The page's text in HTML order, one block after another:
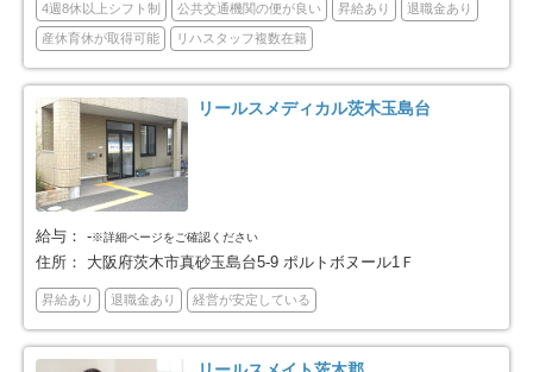
大阪市平野区 58 大阪市北区
大阪市中央区 堺市全域 229
堺市堺区 52
4週8休以上シフト制 公共交通機関の便が良い 昇給あり 退職金あり
産休育休が取得可能 リハスタッフ複数在籍
リールスメディカル茨木玉島台
給与： -※詳細ページをご確認ください
住所： 大阪府茨木市真砂玉島台5-9 ポルトボヌール1Ｆ
昇給あり 退職金あり 経営が安定している